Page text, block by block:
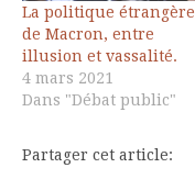
La politique étrangère
de Macron, entre
illusion et vassalité.
4 mars 2021
Dans "Débat public"
Partager cet article: